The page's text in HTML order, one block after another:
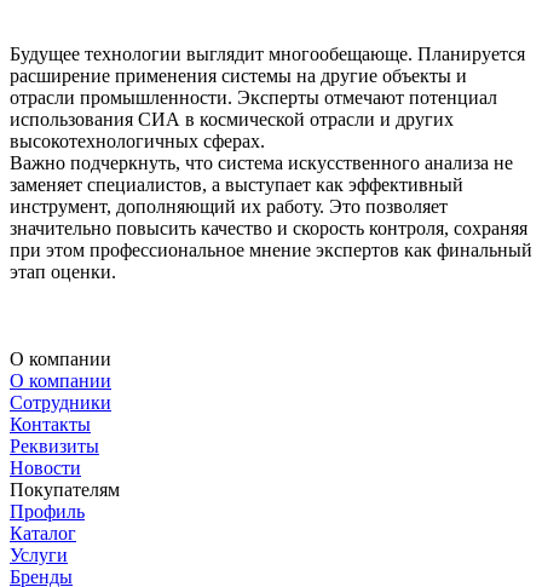
Будущее технологии выглядит многообещающе. Планируется
расширение применения системы на другие объекты и
отрасли промышленности. Эксперты отмечают потенциал
использования СИА в космической отрасли и других
высокотехнологичных сферах.
Важно подчеркнуть, что система искусственного анализа не
заменяет специалистов, а выступает как эффективный
инструмент, дополняющий их работу. Это позволяет
значительно повысить качество и скорость контроля, сохраняя
при этом профессиональное мнение экспертов как финальный
этап оценки.
О компании
О компании
Сотрудники
Контакты
Реквизиты
Новости
Покупателям
Профиль
Каталог
Услуги
Бренды